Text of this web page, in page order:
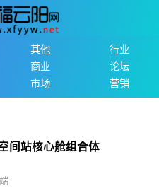
其他
行业
商业
论坛
市场 营销
间站核心舱组合体